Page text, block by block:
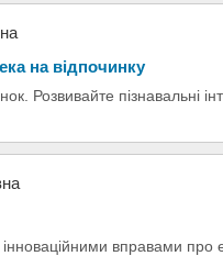
на відпочинку
Розвивайте пізнавальні
вправами про